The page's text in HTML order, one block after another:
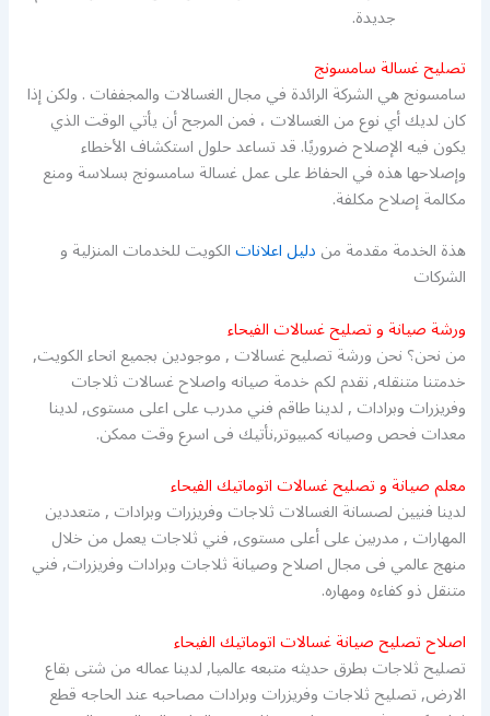
جديدة.
تصليح غسالة سامسونج
سامسونج هي الشركة الرائدة في مجال الغسالات والمجففات . ولكن إذا
كان لديك أي نوع من الغسالات ، فمن المرجح أن يأتي الوقت الذي
يكون فيه الإصلاح ضروريًا. قد تساعد حلول استكشاف الأخطاء
وإصلاحها هذه في الحفاظ على عمل غسالة سامسونج بسلاسة ومنع
مكالمة إصلاح مكلفة.
هذة الخدمة مقدمة مندليل اعلاناتالكويت للخدمات المنزلية و
الشركات
ورشة صيانة و تصليح غسالات الفيحاء
من نحن؟ نحن ورشة تصليح غسالات , موجودين بجميع انحاء الكويت,
خدمتنا متنقله, نقدم لكم خدمة صيانه واصلاح غسالات ثلاجات
وفريزرات وبرادات , لدينا طاقم فني مدرب على اعلى مستوى, لدينا
معدات فحص وصيانه كمبيوتر,نأتيك فى اسرع وقت ممكن.
معلم صيانة و تصليح غسالات اتوماتيك الفيحاء
لدينا فنيين لصسانة الغسالات ثلاجات وفريزرات وبرادات , متعددين
المهارات , مدربين على أعلى مستوى, فني ثلاجات يعمل من خلال
منهج عالمي فى مجال اصلاح وصيانة ثلاجات وبرادات وفريزرات, فني
متنقل ذو كفاءه ومهاره.
اصلاح تصليح صيانة غسالات اتوماتيك الفيحاء
تصليح ثلاجات بطرق حديثه متبعه عالميا, لدينا عماله من شتى بقاع
الارض, تصليح ثلاجات وفريزرات وبرادات مصاحبه عند الحاجه قطع